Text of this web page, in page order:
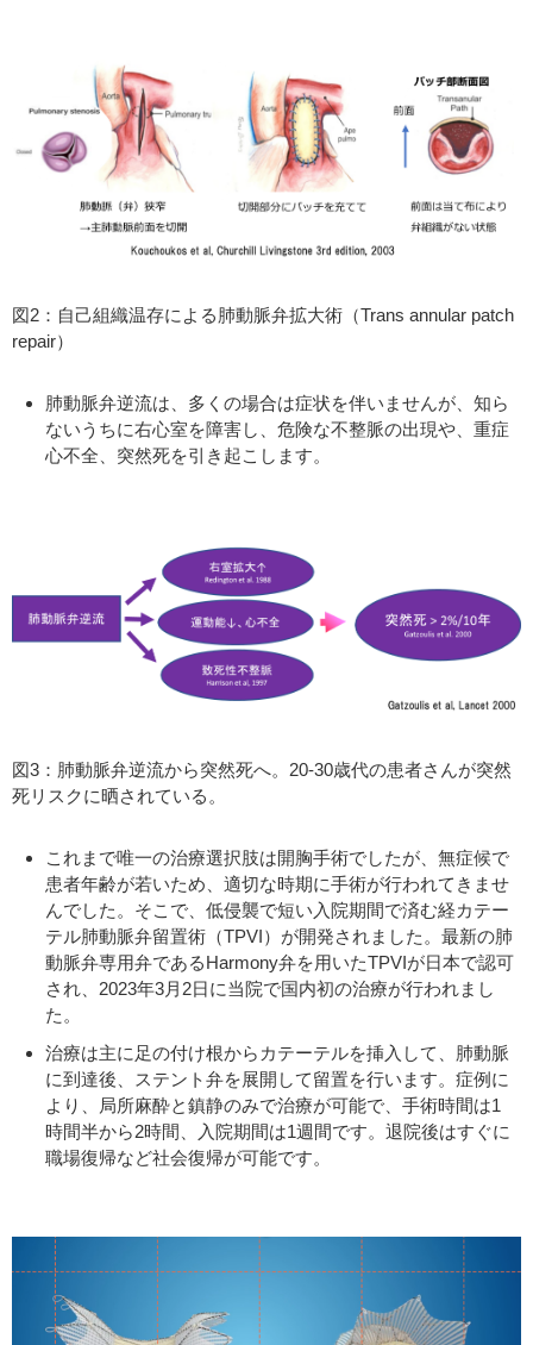
図2：自己組織温存による肺動脈弁拡大術（Trans annular patch
repair）
肺動脈弁逆流は、多くの場合は症状を伴いませんが、知ら
ないうちに右心室を障害し、危険な不整脈の出現や、重症
心不全、突然死を引き起こします。
図3：肺動脈弁逆流から突然死へ。20-30歳代の患者さんが突然
死リスクに晒されている。
これまで唯一の治療選択肢は開胸手術でしたが、無症候で
患者年齢が若いため、適切な時期に手術が行われてきませ
んでした。そこで、低侵襲で短い入院期間で済む経カテー
テル肺動脈弁留置術（TPVI）が開発されました。最新の肺
動脈弁専用弁であるHarmony弁を用いたTPVIが日本で認可
され、2023年3月2日に当院で国内初の治療が行われまし
た。
治療は主に足の付け根からカテーテルを挿入して、肺動脈
に到達後、ステント弁を展開して留置を行います。症例に
より、局所麻酔と鎮静のみで治療が可能で、手術時間は1
時間半から2時間、入院期間は1週間です。退院後はすぐに
職場復帰など社会復帰が可能です。